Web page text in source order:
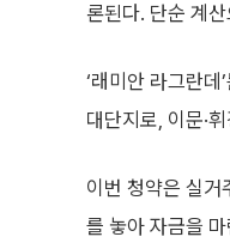
론된다. 단순 계
‘래미안 라그란
대단지로, 이문·
이번 청약은 실거
를 놓아 자금을